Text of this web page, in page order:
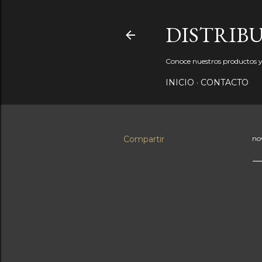
Conoce nuestros productos
INICIO CONTACTO
Compartir